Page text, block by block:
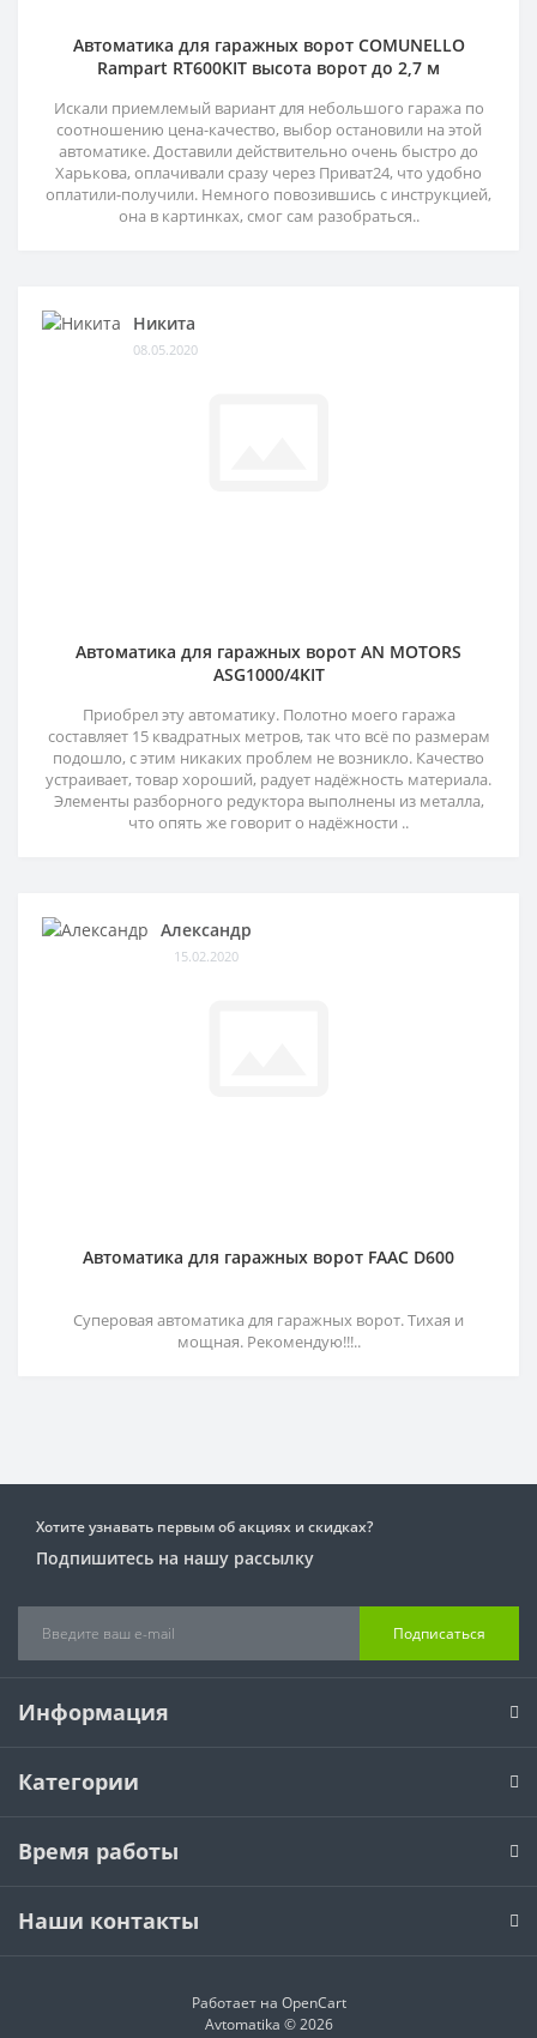
Автоматика для гаражных ворот COMUNELLO
Rampart RT600KIT высота ворот до 2,7 м
Искали приемлемый вариант для небольшого гаража по
соотношению цена-качество, выбор остановили на этой
автоматике. Доставили действительно очень быстро до
Харькова, оплачивали сразу через Приват24, что удобно
оплатили-получили. Немного повозившись с инструкцией,
она в картинках, смог сам разобраться..
Никита
08.05.2020
Автоматика для гаражных ворот AN MOTORS
ASG1000/4KIT
Приобрел эту автоматику. Полотно моего гаража
составляет 15 квадратных метров, так что всё по размерам
подошло, с этим никаких проблем не возникло. Качество
устраивает, товар хороший, радует надёжность материала.
Элементы разборного редуктора выполнены из металла,
что опять же говорит о надёжности ..
Александр
15.02.2020
Автоматика для гаражных ворот FAAC D600
Суперовая автоматика для гаражных ворот. Тихая и
мощная. Рекомендую!!!..
Хотите узнавать первым об акциях и скидках?
Подпишитесь на нашу рассылку
Подписаться
Информация
Категории
Время работы
Наши контакты
Работает на OpenCart
Avtomatika © 2026